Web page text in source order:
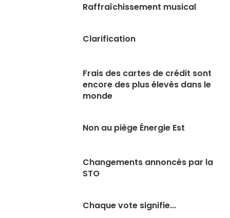
Raffraîchissement musical
Clarification
Frais des cartes de crédit sont
encore des plus élevés dans le
monde
Non au piège Énergie Est
Changements annoncés par la
STO
Chaque vote signifie...